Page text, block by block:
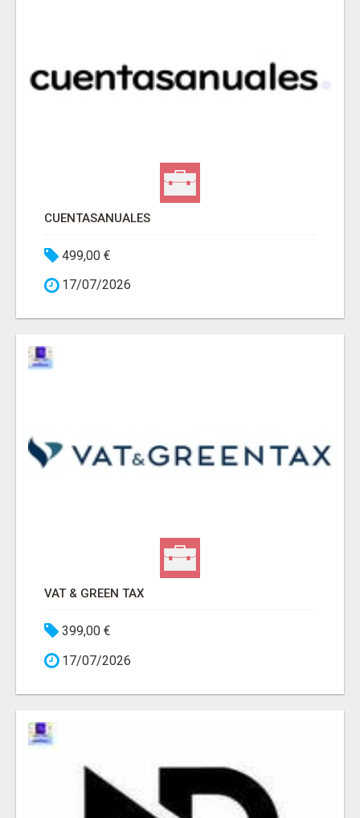
CUENTASANUALES
499,00 €
17/07/2026
VAT & GREEN TAX
399,00 €
17/07/2026